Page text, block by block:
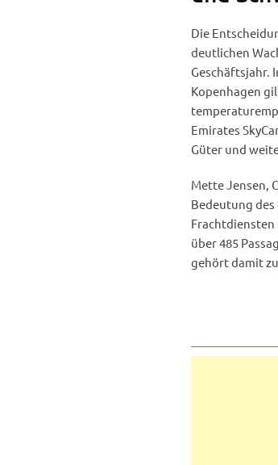
Die
deutlichen
Geschäftsjahr.
Kopenhagen
Emirates
Güter und
Mette Jensen,
Bedeutung
über 485
gehört damit